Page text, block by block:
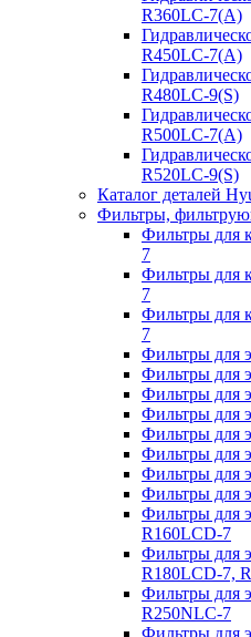
R360LC-7(A)
R450LC-7(A)
R480LC-9(S)
R500LC-7(A)
R520LC-9(S)
Каталог деталей
Фильтры,
Фильтры для
7
Фильтры для
7
Фильтры для
7
Фильтры для
Фильтры для
Фильтры для
Фильтры для
Фильтры для
Фильтры для
Фильтры для
Фильтры для
Фильтры для
R160LCD-7
Фильтры для
R180LCD-7,
Фильтры для
R250NLC-7
Фильтры для